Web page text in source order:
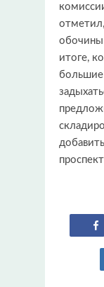
отметил,
обочины
итоге,
большие